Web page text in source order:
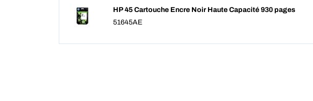
HP 45 Cartouche Encre Noir Haute Capacité 930 pages
51645AE